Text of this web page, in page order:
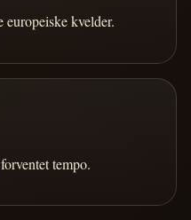
kvelder.
tempo.